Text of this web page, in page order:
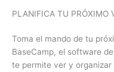
PLANIFICA TU PRÓXIMO
Toma el mando de tu
BaseCamp, el software
te permite ver y